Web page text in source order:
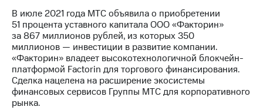
В июле 2021 года МТС объявила о приобретении
51 процента уставного капитала ООО «Факторин»
за 867 миллионов рублей, из которых 350
миллионов — инвестиции в развитие компании.
«Факторин» владеет высокотехнологичной блокчейн-
платформой Factorin для торгового финансирования.
Сделка нацелена на расширение экосистемы
финансовых сервисов Группы МТС для корпоративного
рынка.